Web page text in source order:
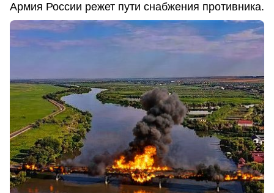
Армия России режет пути снабжения противника.